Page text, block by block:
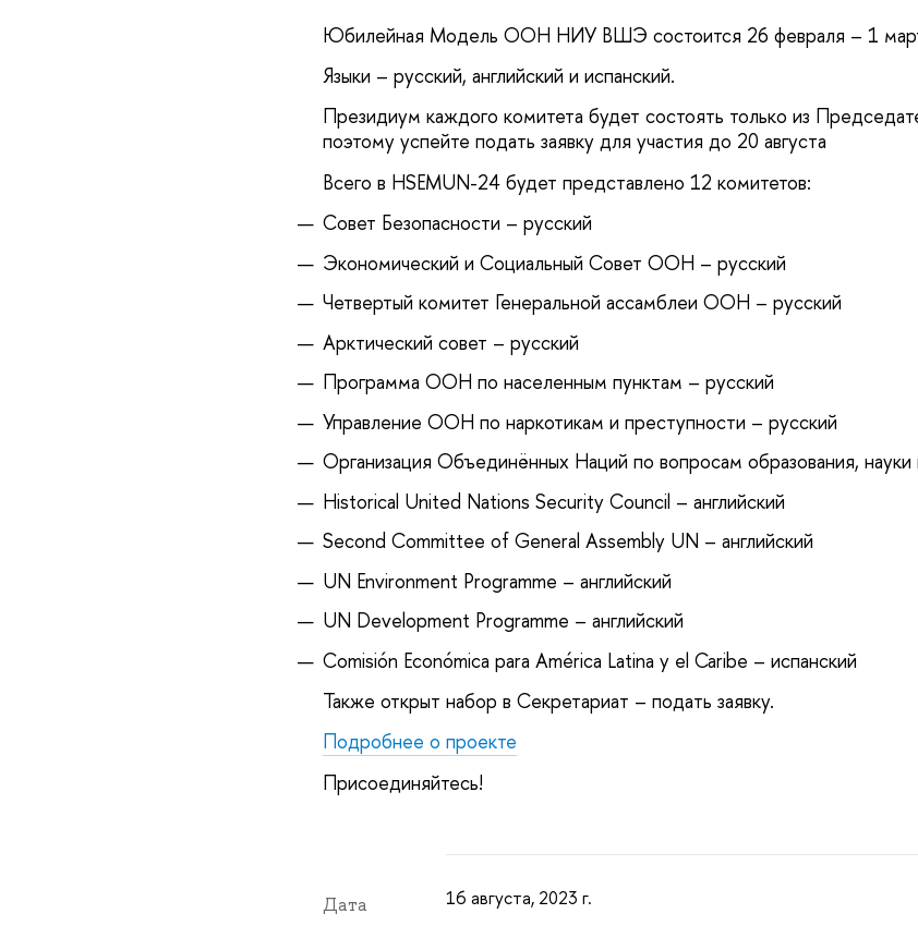
Юбилейная Модель ООН НИУ ВШЭ состоится 26 февраля – 1
Языки – русский, английский и испанский.
Президиум каждого комитета будет состоять только из
поэтому успейте подать заявку для участия до 20 августа
Всего в HSEMUN-24 будет представлено 12 комитетов:
Совет Безопасности – русский
Экономический и Социальный Совет ООН – русский
Четвертый комитет Генеральной ассамблеи ООН – русский
Арктический совет – русский
Программа ООН по населенным пунктам – русский
Управление ООН по наркотикам и преступности – русский
Организация Объединённых Наций по вопросам образования, науки
Historical United Nations Security Council – английский
Second Committee of General Assembly UN – английский
UN Environment Programme – английский
UN Development Programme – английский
Comisión Económica para América Latina y el Caribe – испанский
Также открыт набор в Секретариат – подать заявку.
Подробнее о проекте
Присоединяйтесь!
Дата 16 августа, 2023 г.